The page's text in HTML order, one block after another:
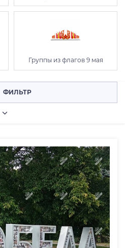
Группы из флагов 9 мая
ФИЛЬТР
До